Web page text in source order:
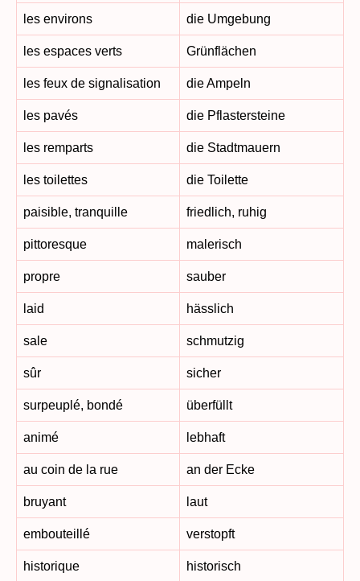
les environs die Umgebung
les espaces verts Grünflächen
les feux de signalisation die Ampeln
les pavés die Pflastersteine
les remparts die Stadtmauern
les toilettes die Toilette
paisible, tranquille friedlich, ruhig
pittoresque malerisch
propre sauber
laid hässlich
sale schmutzig
sûr sicher
surpeuplé, bondé überfüllt
animé lebhaft
au coin de la rue an der Ecke
bruyant laut
embouteillé verstopft
historique historisch